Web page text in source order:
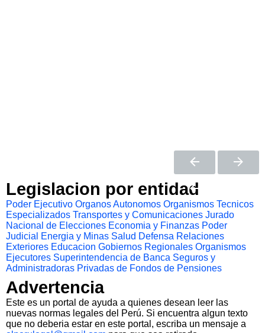
Legislacion por entidad
Poder Ejecutivo Organos Autonomos Organismos Tecnicos
Especializados Transportes y Comunicaciones Jurado
Nacional de Elecciones Economia y Finanzas Poder
Judicial
Energia y Minas Salud Defensa Relaciones
Exteriores Educacion Gobiernos Regionales Organismos
Ejecutores Superintendencia de Banca Seguros y
Administradoras Privadas de Fondos de Pensiones
Advertencia
Este es un portal de ayuda a quienes desean leer las
nuevas normas legales del Perú. Si encuentra algun texto
que no deberia estar en este portal, escriba un mensaje a